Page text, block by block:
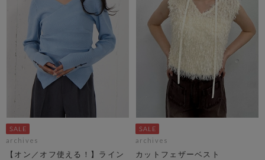
archives
【オン／オフ使える！】ライン
archives
カットフェザーベスト